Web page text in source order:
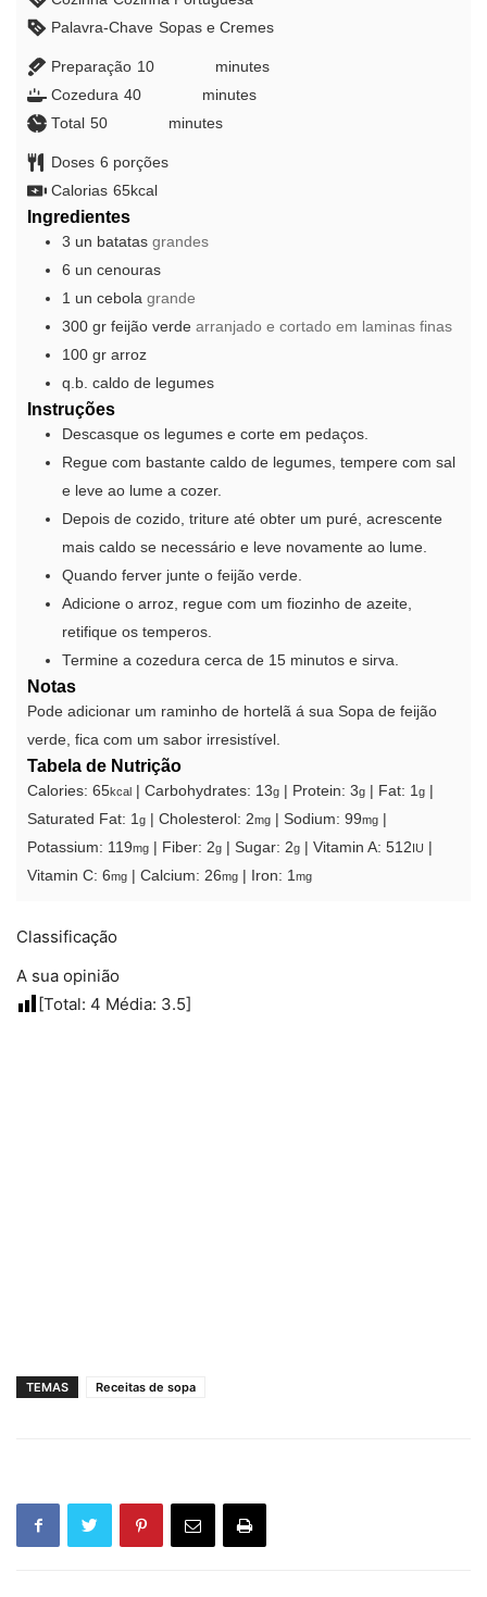
Palavra-Chave Sopas e Cremes
Preparação 10minutes
minutes
Cozedura 40minutes
minutes
Total 50minutes minutes
Doses 6 porções
Calorias 65kcal
Ingredientes
3 un batatas grandes
6 un cenouras
1 un cebola grande
300 gr feijão verde arranjado e cortado em laminas finas
100 gr arroz
q.b. caldo de legumes
Instruções
Descasque os legumes e corte em pedaços.
Regue com bastante caldo de legumes, tempere com sal
e leve ao lume a cozer.
Depois de cozido, triture até obter um puré, acrescente
mais caldo se necessário e leve novamente ao lume.
Quando ferver junte o feijão verde.
Adicione o arroz, regue com um fiozinho de azeite,
retifique os temperos.
Termine a cozedura cerca de 15 minutos e sirva.
Notas
Pode adicionar um raminho de hortelã á sua Sopa de feijão
verde, fica com um sabor irresistível.
Tabela de Nutrição
Calories: 65kcal Carbohydrates: 13g Protein: 3g Fat: 1 g
Saturated Fat: 1 g Cholesterol: 2mg Sodium: 99mg
Potassium: 119mg Fiber: 2g Sugar: 2g Vitamin A: 512IU
Vitamin C: 6mg Calcium: 26mg Iron: 1 mg
Classificação
A sua opinião
[Total: 4 Média: 3.5]
TEMAS Receitas de sopa